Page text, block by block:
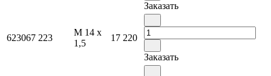
Заказать
623067 223
M 14 x
1,5
17 220
Заказать